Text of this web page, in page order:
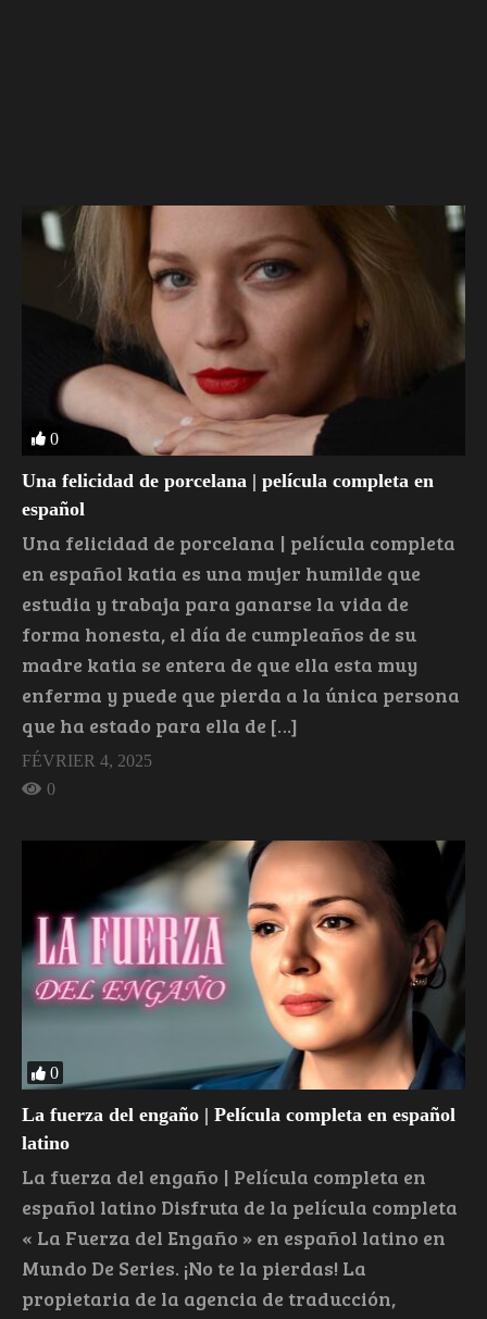
0
Una felicidad de porcelana | película completa en
español
Una felicidad de porcelana | película completa
en español katia es una mujer humilde que
estudia y trabaja para ganarse la vida de
forma honesta, el día de cumpleaños de su
madre katia se entera de que ella esta muy
enferma y puede que pierda a la única persona
que ha estado para ella de […]
FÉVRIER 4, 2025
0
0
La fuerza del engaño | Película completa en español
latino
La fuerza del engaño | Película completa en
español latino Disfruta de la película completa
« La Fuerza del Engaño » en español latino en
Mundo De Series. ¡No te la pierdas! La
propietaria de la agencia de traducción,